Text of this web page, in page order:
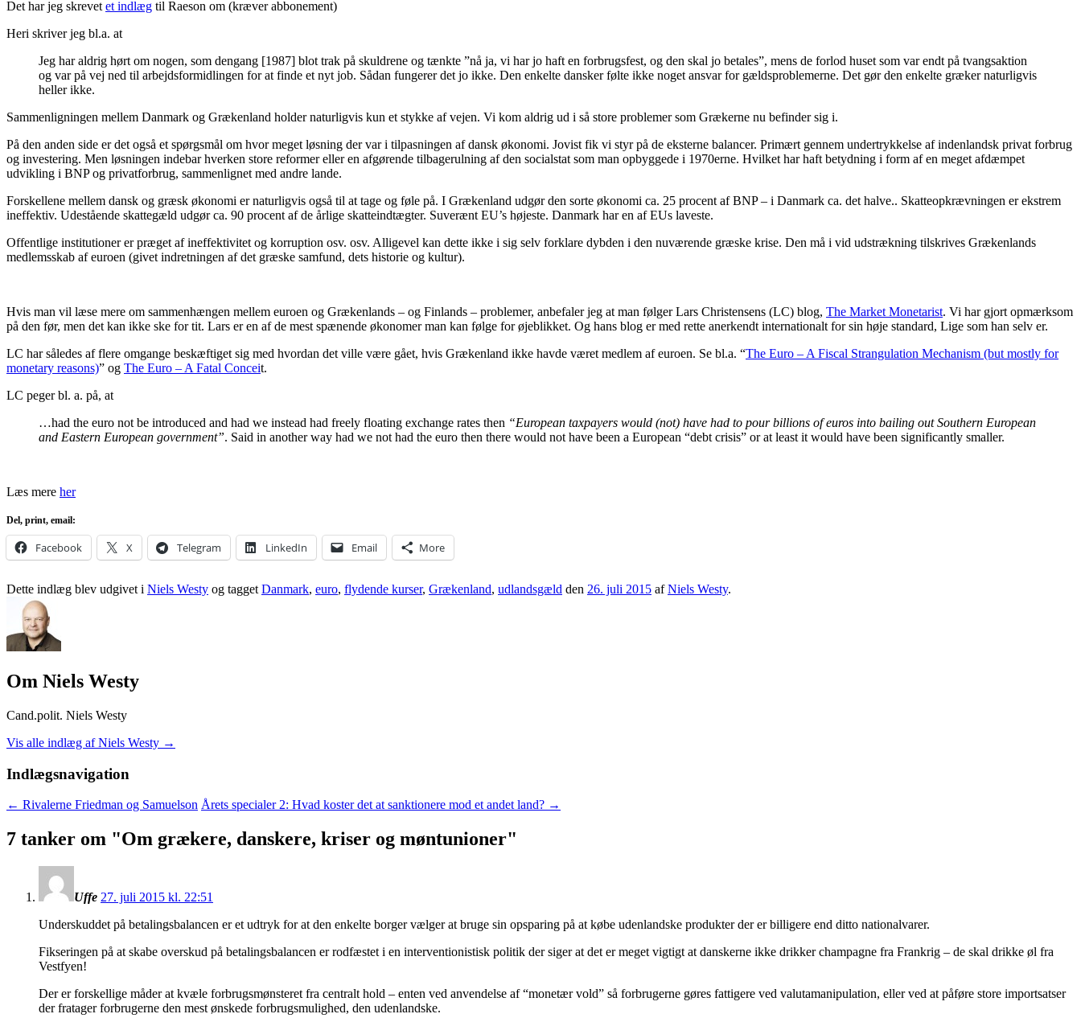
Det har jeg skrevet et indlæg til Raeson om (kræver abbonement)
Heri skriver jeg bl.a. at
Jeg har aldrig hørt om nogen, som dengang [1987] blot trak på skuldrene og tænkte ”nå ja, vi har jo haft en forbrugsfest, og den skal jo betales”, mens de forlod huset som var endt på tvangsaktion
og var på vej ned til arbejdsformidlingen for at finde et nyt job. Sådan fungerer det jo ikke. Den enkelte dansker følte ikke noget ansvar for gældsproblemerne. Det gør den enkelte græker naturligvis
heller ikke.
Sammenligningen mellem Danmark og Grækenland holder naturligvis kun et stykke af vejen. Vi kom aldrig ud i så store problemer som Grækerne nu befinder sig i.
På den anden side er det også et spørgsmål om hvor meget løsning der var i tilpasningen af dansk økonomi. Jovist fik vi styr på de eksterne balancer. Primært gennem undertrykkelse af indenlandsk privat forbrug
og investering. Men løsningen indebar hverken store reformer eller en afgørende tilbagerulning af den socialstat som man opbyggede i 1970erne. Hvilket har haft betydning i form af en meget afdæmpet
udvikling i BNP og privatforbrug, sammenlignet med andre lande.
Forskellene mellem dansk og græsk økonomi er naturligvis også til at tage og føle på. I Grækenland udgør den sorte økonomi ca. 25 procent af BNP – i Danmark ca. det halve.. Skatteopkrævningen er ekstrem
ineffektiv. Udestående skattegæld udgør ca. 90 procent af de årlige skatteindtægter. Suverænt EU’s højeste. Danmark har en af EUs laveste.
Offentlige institutioner er præget af ineffektivitet og korruption osv. osv. Alligevel kan dette ikke i sig selv forklare dybden i den nuværende græske krise. Den må i vid udstrækning tilskrives Grækenlands
medlemsskab af euroen (givet indretningen af det græske samfund, dets historie og kultur).
Hvis man vil læse mere om sammenhængen mellem euroen og Grækenlands – og Finlands – problemer, anbefaler jeg at man følger Lars Christensens (LC) blog, The Market Monetarist. Vi har gjort opmærksom
på den før, men det kan ikke ske for tit. Lars er en af de mest spænende økonomer man kan følge for øjeblikket. Og hans blog er med rette anerkendt internationalt for sin høje standard, Lige som han selv er.
LC har således af flere omgange beskæftiget sig med hvordan det ville være gået, hvis Grækenland ikke havde været medlem af euroen. Se bl.a. “The Euro – A Fiscal Strangulation Mechanism (but mostly for
monetary reasons)” og The Euro – A Fatal Conceit.
LC peger bl. a. på, at
…had the euro not be introduced and had we instead had freely floating exchange rates then “European taxpayers would (not) have had to pour billions of euros into bailing out Southern European
and Eastern European government”. Said in another way had we not had the euro then there would not have been a European “debt crisis” or at least it would have been significantly smaller.
Læs mere her
Del, print, email:
Facebook X Telegram LinkedIn Email More
Dette indlæg blev udgivet i Niels Westy og tagget Danmark, euro, flydende kurser, Grækenland, udlandsgæld den 26. juli 2015 afNiels Westy.
Om Niels Westy
Cand.polit. Niels Westy
Vis alle indlæg af Niels Westy →
Indlægsnavigation
← Rivalerne Friedman og Samuelson Årets specialer 2: Hvad koster det at sanktionere mod et andet land? →
7 tanker om "Om grækere, danskere, kriser og møntunioner"
Uffe 27. juli 2015 kl. 22:51
Underskuddet på betalingsbalancen er et udtryk for at den enkelte borger vælger at bruge sin opsparing på at købe udenlandske produkter der er billigere end ditto nationalvarer.
Fikseringen på at skabe overskud på betalingsbalancen er rodfæstet i en interventionistisk politik der siger at det er meget vigtigt at danskerne ikke drikker champagne fra Frankrig – de skal drikke øl fra
Vestfyen!
Der er forskellige måder at kvæle forbrugsmønsteret fra centralt hold – enten ved anvendelse af “monetær vold” så forbrugerne gøres fattigere ved valutamanipulation, eller ved at påføre store importsatser
der fratager forbrugerne den mest ønskede forbrugsmulighed, den udenlandske.